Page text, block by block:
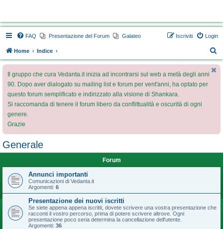
FAQ Presentazione del Forum Galateo Login
Iscriviti
Home Indice
e
Il gruppo che cura Vedanta.it inizia ad incontrarsi sul web a metà degli anni
90. Dopo aver dialogato su mailing list e forum per vent'anni, ha optato per
questo forum semplificato e indirizzato alla visione di Shankara.
Si raccomanda di tenere il forum libero da conflittualità e oscurità di ogni
genere.
Grazie
Generale
Forum
Annunci importanti
Comunicazioni di Vedanta.it
Argomenti: 6
Presentazione dei nuovi iscritti
Se siete appena appena iscritti, dovete scrivere una vostra presentazione che
racconti il vostro percorso, prima di potere scrivere altrove. Ogni
presentazione poco seria determina la cancellazione dell'utente.
Argomenti: 36